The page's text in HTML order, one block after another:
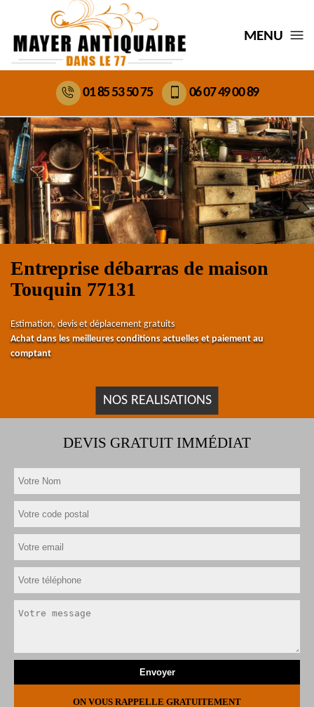
MENU
01 85 53 50 75 06 07 49 00 89
Entreprise débarras de maison
Touquin 77131
Estimation, devis et déplacement gratuits
Achat dans les meilleures conditions actuelles et paiement au
comptant
NOS REALISATIONS
DEVIS GRATUIT IMMÉDIAT
ON VOUS RAPPELLE GRATUITEMENT